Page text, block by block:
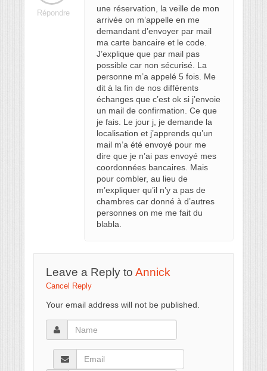
une réservation, la veille de mon
arrivée on m’appelle en me
demandant d’envoyer par mail
ma carte bancaire et le code.
J’explique que par mail pas
possible car non sécurisé. La
personne m’a appelé 5 fois. Me
dit à la fin de nos différents
échanges que c’est ok si j’envoie
un mail de confirmation. Ce que
je fais. Le jour j, je demande la
localisation et j’apprends qu’un
mail m’a été envoyé pour me
dire que je n’ai pas envoyé mes
coordonnées bancaires. Mais
pour combler, au lieu de
m’expliquer qu’il n’y a pas de
chambres car donné à d’autres
personnes on me me fait du
blabla.
Répondre
Leave a Reply to Annick
Cancel Reply
Your email address will not be published.